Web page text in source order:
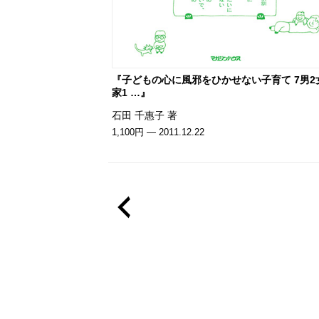
『子どもの心に風邪をひかせない子育て 7男2
家1 …』
石田 千惠子 著
1,100円 — 2011.12.22